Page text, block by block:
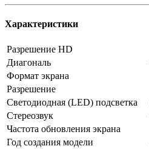
Характеристики
Разрешение HD
Диагональ
Формат экрана
Разрешение
Светодиодная (LED) подсветка
Стереозвук
Частота обновления экрана
Год создания модели